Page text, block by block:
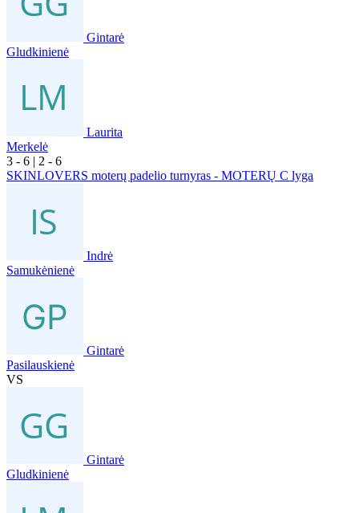
Gintarė
Gludkinienė
Laurita
Merkelė
3 - 6 | 2 - 6
SKINLOVERS moterų padelio turnyras - MOTERŲ C lyga
Indrė
Samukėnienė
Gintarė
Pasilauskienė
VS
Gintarė
Gludkinienė